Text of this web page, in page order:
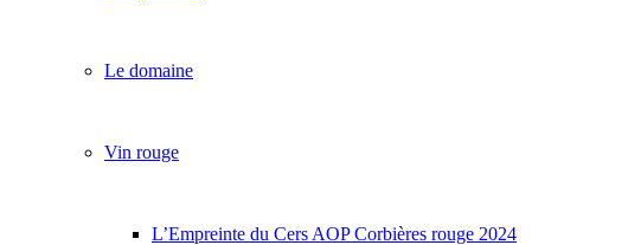
Le domaine
Vin rouge
L’Empreinte du Cers AOP Corbières rouge 2024